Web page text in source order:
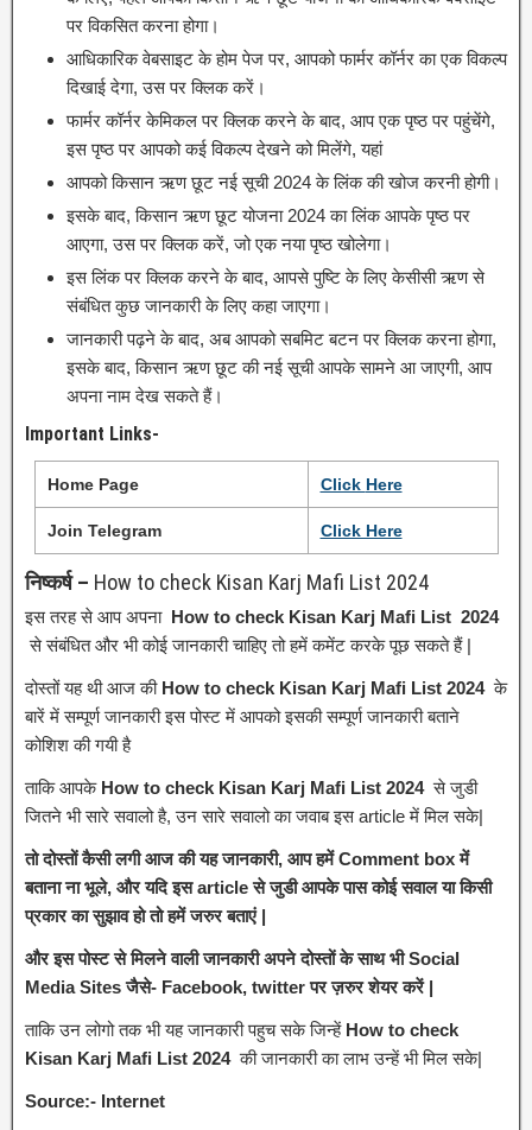
पर विकसित करना होगा।
आधिकारिक वेबसाइट के होम पेज पर, आपको फार्मर कॉर्नर का एक विकल्प
दिखाई देगा, उस पर क्लिक करें।
फार्मर कॉर्नर केमिकल पर क्लिक करने के बाद, आप एक पृष्ठ पर पहुंचेंगे,
इस पृष्ठ पर आपको कई विकल्प देखने को मिलेंगे, यहां
आपको किसान ऋण छूट नई सूची 2024 के लिंक की खोज करनी होगी।
इसके बाद, किसान ऋण छूट योजना 2024 का लिंक आपके पृष्ठ पर
आएगा, उस पर क्लिक करें, जो एक नया पृष्ठ खोलेगा।
इस लिंक पर क्लिक करने के बाद, आपसे पुष्टि के लिए केसीसी ऋण से
संबंधित कुछ जानकारी के लिए कहा जाएगा।
जानकारी पढ़ने के बाद, अब आपको सबमिट बटन पर क्लिक करना होगा,
इसके बाद, किसान ऋण छूट की नई सूची आपके सामने आ जाएगी, आप
अपना नाम देख सकते हैं।
Important Links-
Home Page Click Here
Join Telegram Click Here
निष्कर्ष – How to check Kisan Karj Mafi List 2024
इस तरह से आप अपना How to check Kisan Karj Mafi List 2024
से संबंधित और भी कोई जानकारी चाहिए तो हमें कमेंट करके पूछ सकते हैं |
दोस्तों यह थी आज की How to check Kisan Karj Mafi List 2024के
बारें में सम्पूर्ण जानकारी इस पोस्ट में आपको इसकी सम्पूर्ण जानकारी बताने
कोशिश की गयी है
ताकि आपकेHow to check Kisan Karj Mafi List 2024से जुडी
जितने भी सारे सवालो है, उन सारे सवालो का जवाब इस article में मिल सके|
तो दोस्तों कैसी लगी आज की यह जानकारी, आप हमें Comment box में
बताना ना भूले, और यदि इस article से जुडी आपके पास कोई सवाल या किसी
प्रकार का सुझाव हो तो हमें जरुर बताएं |
और इस पोस्ट से मिलने वाली जानकारी अपने दोस्तों के साथ भी Social
Media Sites जैसे- Facebook, twitter पर ज़रुर शेयर करें |
ताकि उन लोगो तक भी यह जानकारी पहुच सके जिन्हें How to check
Kisan Karj Mafi List 2024की जानकारी का लाभ उन्हें भी मिल सके|
Source:- Internet